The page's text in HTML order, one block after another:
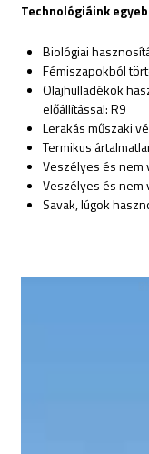
Technológiáink
Biológiai
Fémiszapokból
Olajhulladékok
előállítással: R9
Lerakás műszaki
Termikus
Veszélyes és nem
Veszélyes és
Savak, lúgok